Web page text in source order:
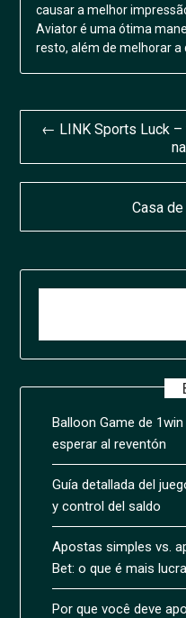
causar a melhor
Aviator é uma ótima
resto, além de melhorar
Navegação
Post
← LINK Sports Luck –
Casa
Balloon Game de
esperar al reventón
Guía detallada del
y control del saldo
Apostas simples vs.
Bet: o que é mais
Por que você deve